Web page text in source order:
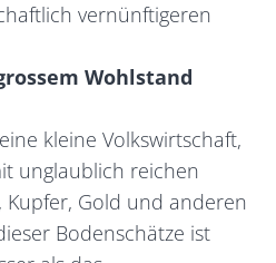
vernünftigeren
Wohlstand
kleine Volkswirtschaft,
unglaublich reichen
Gold und anderen
Bodenschätze ist